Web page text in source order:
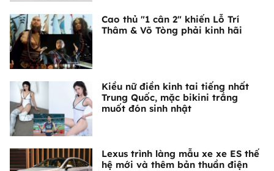
Cao thủ "1 cân 2" khiến Lỗ Trí
Thâm & Võ Tòng phải kinh hãi
Kiều nữ điền kinh tai tiếng nhất
Trung Quốc, mặc bikini trắng
muốt đón sinh nhật
Lexus trình làng mẫu xe xe ES thế
hệ mới và thêm bản thuần điện